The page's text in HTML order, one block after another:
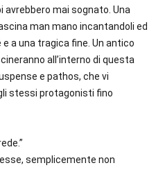
avrebbero mai sognato. Una
man mano incantandoli ed
a una tragica fine. Un antico
all’interno di questa
e pathos, che vi
stessi protagonisti fino
semplicemente non